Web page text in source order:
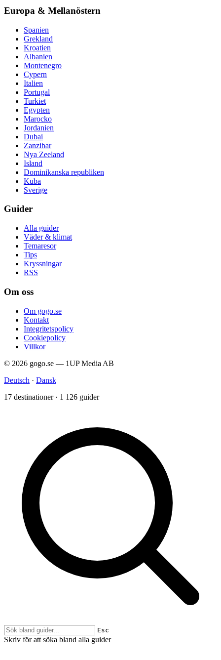
Europa & Mellanöstern
Spanien
Grekland
Kroatien
Albanien
Montenegro
Cypern
Italien
Portugal
Turkiet
Egypten
Marocko
Jordanien
Dubai
Zanzibar
Nya Zeeland
Island
Dominikanska republiken
Kuba
Sverige
Guider
Alla guider
Väder & klimat
Temaresor
Tips
Kryssningar
RSS
Om oss
Om gogo.se
Kontakt
Integritetspolicy
Cookiepolicy
Villkor
© 2026 gogo.se — 1UP Media AB
Deutsch · Dansk
17 destinationer · 1 126 guider
Esc
Skriv för att söka bland alla guider